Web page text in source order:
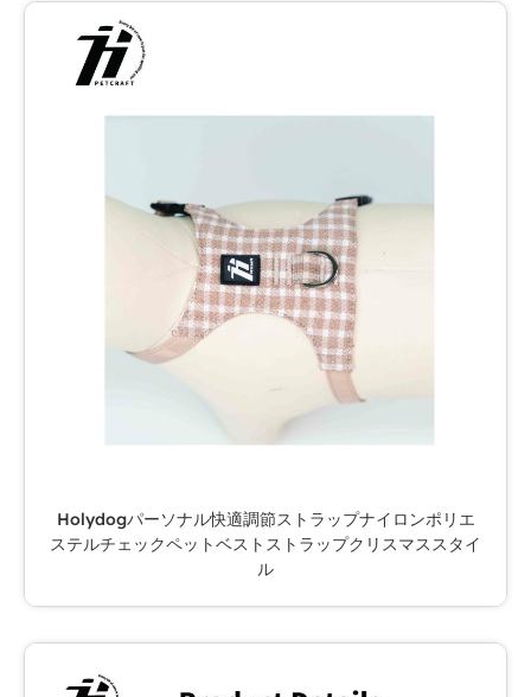
Holydogパーソナル快適調節ストラップナイロンポリエ
ステルチェックペットベストストラップクリスマススタイ
ル